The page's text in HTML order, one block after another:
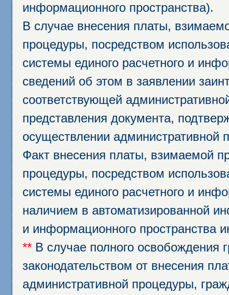
информационного пространства).
В случае внесения платы,
процедуры, посредством
системы единого расчетного и
сведений об этом в заявлении
соответствующей
представления документа,
осуществлении административной
Факт внесения платы, взимаемой
процедуры, посредством
системы единого расчетного и
наличием в автоматизированной
и информационного пространства
** В случае полного освобождения
законодательством от внесения
административной процедуры,